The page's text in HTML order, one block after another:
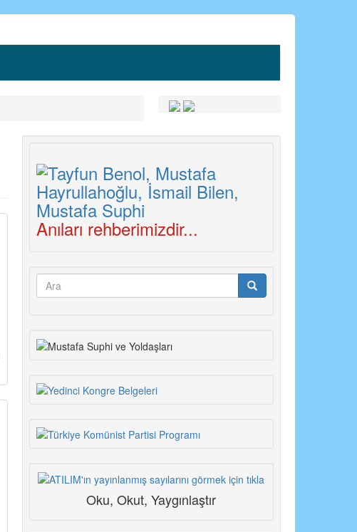
Anıları rehberimizdir...
Arama
Oku, Okut, Yaygınlaştır